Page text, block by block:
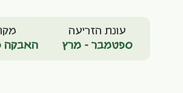
עונת הזריעה
ספטמבר - מרץ
האבקה